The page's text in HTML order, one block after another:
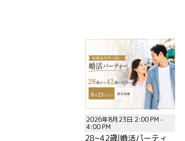
2026年8月23日 2:00 PM -
4:00 PM
28~42歳|婚活パーティ